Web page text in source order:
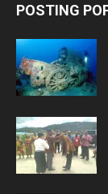
POSTING